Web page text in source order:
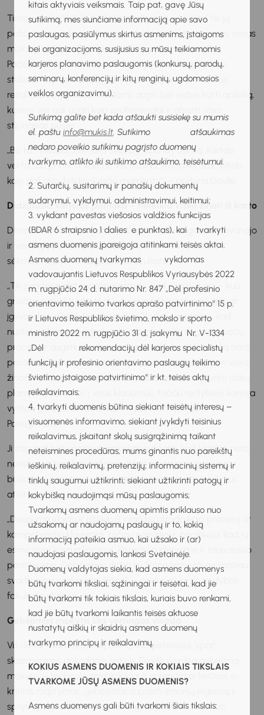
kitais aktyviais veiksmais. Taip pat, gavę Jūsų
sutikimą, mes siunčiame informaciją apie savo
paslaugas, pasiūlymus skirtus asmenims, įstaigoms
bei organizacijoms, susijusius su mūsų teikiamomis
karjeros planavimo paslaugomis (konkursų, parodų,
seminarų, konferencijų ir kitų renginių, ugdomosios
veiklos organizavimu).
Sutikimą galite bet kada atšaukti susisiekę su mumis
el. paštu info@mukis.lt. Sutikimo atšaukimas
nedaro poveikio sutikimu pagrįsto duomenų
tvarkymo, atlikto iki sutikimo atšaukimo, teisėtumui.
2. Sutarčių, susitarimų ir panašių dokumentų
sudarymui, vykdymui, administravimui, keitimui;
3. vykdant pavestas viešosios valdžios funkcijas
(BDAR 6 straipsnio 1 dalies e punktas), kai tvarkyti
asmens duomenis įpareigoja atitinkami teisės aktai.
Asmens duomenų tvarkymas vykdomas
vadovaujantis Lietuvos Respublikos Vyriausybės 2022
m. rugpjūčio 24 d. nutarimo Nr. 847 „Dėl profesinio
orientavimo teikimo tvarkos aprašo patvirtinimo“ 15 p.
ir Lietuvos Respublikos švietimo, mokslo ir sporto
ministro 2022 m. rugpjūčio 31 d. įsakymu Nr. V-1334
„Dėl rekomendacijų dėl karjeros specialistų
funkcijų ir profesinio orientavimo paslaugų teikimo
švietimo įstaigose patvirtinimo“ ir kt. teisės aktų
reikalavimais;
4. tvarkyti duomenis būtina siekiant teisėtų interesų –
visuomenės informavimo, siekiant įvykdyti teisinius
reikalavimus, įskaitant skolų susigrąžinimą taikant
neteismines procedūras, mums ginantis nuo pareikštų
ieškinių, reikalavimų, pretenzijų; informacinių sistemų ir
tinklų saugumui užtikrinti; siekiant užtikrinti patogų ir
kokybišką naudojimąsi mūsų paslaugomis;
Tvarkomų asmens duomenų apimtis priklauso nuo
užsakomų ar naudojamų paslaugų ir to, kokią
informaciją pateikia asmuo, kai užsako ir (ar)
naudojasi paslaugomis, lankosi Svetainėje.
Duomenų valdytojas siekia, kad asmens duomenys
būtų tvarkomi tiksliai, sąžiningai ir teisėtai, kad jie
būtų tvarkomi tik tokiais tikslais, kuriais buvo renkami,
kad jie būtų tvarkomi laikantis teisės aktuose
nustatytų aiškių ir skaidrių asmens duomenų
tvarkymo principų ir reikalavimų.
KOKIUS ASMENS DUOMENIS IR KOKIAIS TIKSLAIS
TVARKOME JŪSŲ ASMENS DUOMENIS?
Asmens duomenys gali būti tvarkomi šiais tikslais:
Tiesa, versle iššūkiai niekada nesibaigia – keičiasi tik jų
pobūdis. Visus šiuos etapus padeda įveikti smalsumas, noras
mokytis ir drąsa. Svarbi ir didžiulė prasmė, kurią D.
Padegimaitė mato savo darbe – ją suteikia galimybė
stebėti, kaip komandos kūrybinės idėjos virsta realiais
rezultatais ir padeda verslams augti, bei erdvė kurti aplinką,
kurioje visi gali augti kaip profesionalai ir atrasti savo
stipriąsias puses.
„Be to, rinkodara išmoko sveiko požiūrio į darbą. Kartais
verta sau priminti, kad ne visi iššūkiai yra tokie dramatiški,
kaip gali atrodyti konkrečiu momentu“, – priduria Dovilė.
Didžiausia karjeros pamoka – nereikia visko žinoti iš karto
Dinamiškos karjeros patirtys Dovilei neišvengiamai dovanojo
ir vertingų pamokų. Bene svarbiausia – savo vertės ir
sėkmės nesieti tik su galutiniu rezultatu.
„Tik pradėjus dirbti dažnai atrodo, kad svarbiausia – kuo
greičiau pasiekti kitą tikslą, gauti aukštesnes pareigas ar
įgyvendinti dar didesnį projektą. Ilgainiui supratau, kad
nuolat vaikantis rezultatų, galima pamiršti mėgautis pačiu
procesu ir augimu, kuris vyksta pakeliui. Jei galėčiau ką nors
pasakyti sau karjeros pradžioje, priminčiau neskubėti visko
žinoti. Jauni specialistai dažnai jaučia spaudimą turėti aiškų
planą ir atsakymus į visus klausimus, tačiau realybėje karjera
vystosi gerokai dinamiškiau“, – patirtimi dalijasi D.
Padegimaitė.
Ji taip pat būtų norėjusi anksčiau suprasti, kad klaidos nėra
nesėkmės ženklas: dažnai būtent jos tampa greičiausiu
būdu įgyti patirties, augti ir priimti geresnius sprendimus
ateityje.
„Dauguma klaidų ir iššūkių iš pradžių atrodo kaip procesų ar
kompetencijų klausimai, tačiau pasigilinus paaiškėja, kad jų
esmė slypi komunikacijoje, lūkesčių suderinime ir tarpusavio
pasitikėjime. Gebėjimas dirbti su žmonėmis yra ne mažiau
svarbus nei profesinės žinios“, – priduria Verslo vadybos
fakulteto alumnė.
Gebėjimas mokytis liks vertingas visada
Vis dėlto, svarbiausia šių dienų kompetencija, ypač
skaitmeninės rinkodaros srityje, Dovilė įvardija gebėjimą
mokytis – technologiniai įrankiai ir sprendimai keičiasi, o
kritinis mąstymas, gebėjimas suprasti žmonių elgseną ir
spręsti problemas išlieka vertingi nepriklausomai nuo